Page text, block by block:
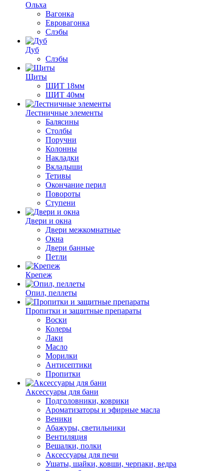
Ольха
Вагонка
Евровагонка
Слэбы
Дуб
Слэбы
Щиты
ЩИТ 18мм
ЩИТ 40мм
Лестничные элементы
Балясины
Столбы
Поручни
Колонны
Накладки
Вкладыши
Тетивы
Окончание перил
Повороты
Ступени
Двери и окна
Двери межкомнатные
Окна
Двери банные
Петли
Крепеж
Опил, пеллеты
Пропитки и защитные препараты
Воски
Колеры
Лаки
Масло
Морилки
Антисептики
Пропитки
Аксессуары для бани
Подголовники, коврики
Ароматизаторы и эфирные масла
Веники
Абажуры, светильники
Вентиляция
Вешалки, полки
Аксессуары для печи
Ушаты, шайки, ковши, черпаки, ведра